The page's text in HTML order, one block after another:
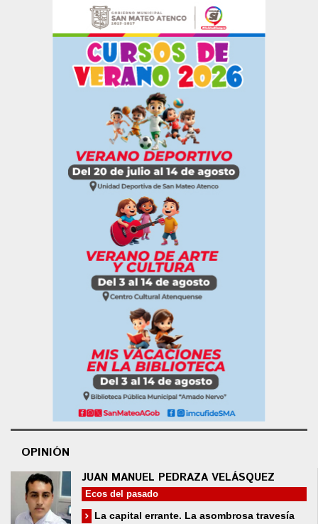
OPINIÓN
JUAN MANUEL PEDRAZA VELÁSQUEZ
Ecos del pasado
La capital errante. La asombrosa travesía